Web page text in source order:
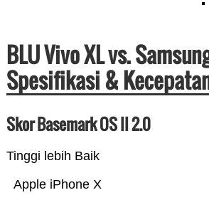
BLU Vivo XL vs.
Spesifikasi &
Skor Basemark OS II 2.0
Tinggi lebih Baik
Apple iPhone X